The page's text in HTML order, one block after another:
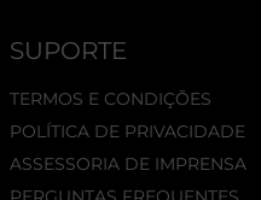
SUPORTE
TERMOS E CONDIÇÕES
POLÍTICA DE PRIVACIDADE
ASSESSORIA DE IMPRENSA